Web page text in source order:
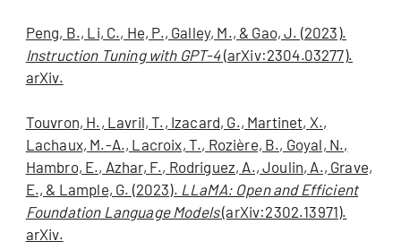
Peng, B., Li, C., He, P., Galley, M., & Gao, J. (2023).
Instruction Tuning with GPT-4(arXiv:2304.03277).
arXiv.
Touvron, H., Lavril, T., Izacard, G., Martinet, X.,
Lachaux, M.-A., Lacroix, T., Rozière, B., Goyal, N.,
Hambro, E., Azhar, F., Rodriguez, A., Joulin, A., Grave,
E., & Lample, G. (2023). LLaMA: Open and Efficient
Foundation Language Models(arXiv:2302.13971).
arXiv.